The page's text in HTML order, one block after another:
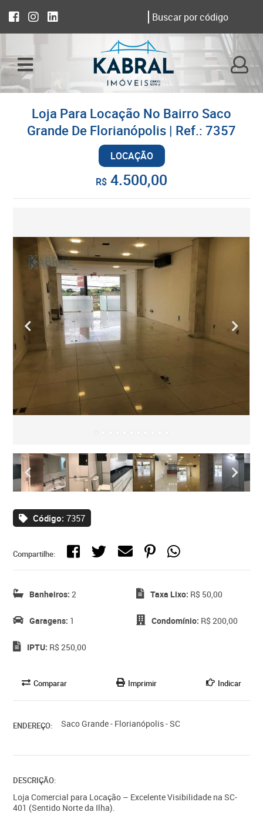
Loja Para Locação No Bairro Saco
Grande De Florianópolis | Ref.: 7357
LOCAÇÃO
R$ 4.500,00
Código: 7357
Compartilhe:
Banheiros: 2
Garagens: 1
IPTU: R$ 250,00
Taxa Lixo: R$ 50,00
Condomínio: R$ 200,00
Comparar Imprimir Indicar
ENDEREÇO: Saco Grande - Florianópolis - SC
DESCRIÇÃO:
Loja Comercial para Locação – Excelente Visibilidade na SC-
401 (Sentido Norte da Ilha).